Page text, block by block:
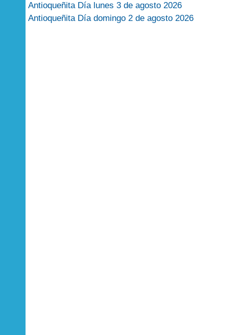
Antioqueñita Día lunes 3 de agosto 2026
Antioqueñita Día domingo 2 de agosto 2026